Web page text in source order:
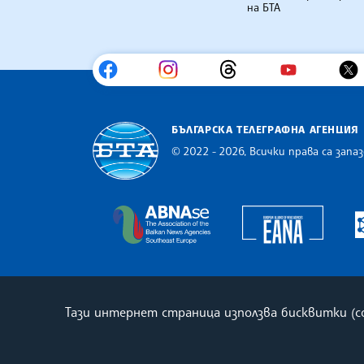
на БТА
БЪЛГАРСКА ТЕЛЕГРАФНА АГЕНЦИЯ
© 2022 - 2026, Всички права са
The Assocoation of the
Тази интернет страница използва бисквитки